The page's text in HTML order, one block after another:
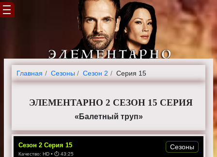
Главная Cезоны Сезон 2 Серия 15
ЭЛЕМЕНТАРНО 2 СЕЗОН 15 СЕРИЯ
«Балетный труп»
Сезон 2 Серия 15
Качество: HD • ⏱ 43:25
Сезоны